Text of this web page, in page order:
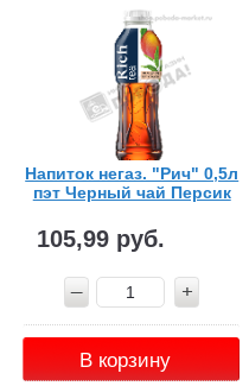
Напиток негаз. "Рич" 0,5л
пэт Черный чай Персик
105,99 руб.
В корзину